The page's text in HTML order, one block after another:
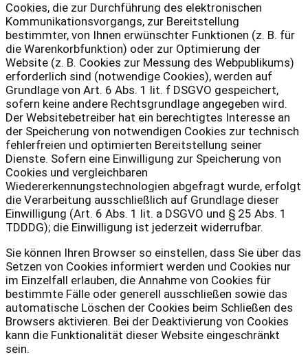
Cookies, die zur Durchführung des elektronischen
Kommunikationsvorgangs, zur Bereitstellung
bestimmter, von Ihnen erwünschter Funktionen (z. B. für
die Warenkorbfunktion) oder zur Optimierung der
Website (z. B. Cookies zur Messung des Webpublikums)
erforderlich sind (notwendige Cookies), werden auf
Grundlage von Art. 6 Abs. 1 lit. f DSGVO gespeichert,
sofern keine andere Rechtsgrundlage angegeben wird.
Der Websitebetreiber hat ein berechtigtes Interesse an
der Speicherung von notwendigen Cookies zur technisch
fehlerfreien und optimierten Bereitstellung seiner
Dienste. Sofern eine Einwilligung zur Speicherung von
Cookies und vergleichbaren
Wiedererkennungstechnologien abgefragt wurde, erfolgt
die Verarbeitung ausschließlich auf Grundlage dieser
Einwilligung (Art. 6 Abs. 1 lit. a DSGVO und § 25 Abs. 1
TDDDG); die Einwilligung ist jederzeit widerrufbar.
Sie können Ihren Browser so einstellen, dass Sie über das
Setzen von Cookies informiert werden und Cookies nur
im Einzelfall erlauben, die Annahme von Cookies für
bestimmte Fälle oder generell ausschließen sowie das
automatische Löschen der Cookies beim Schließen des
Browsers aktivieren. Bei der Deaktivierung von Cookies
kann die Funktionalität dieser Website eingeschränkt
sein.